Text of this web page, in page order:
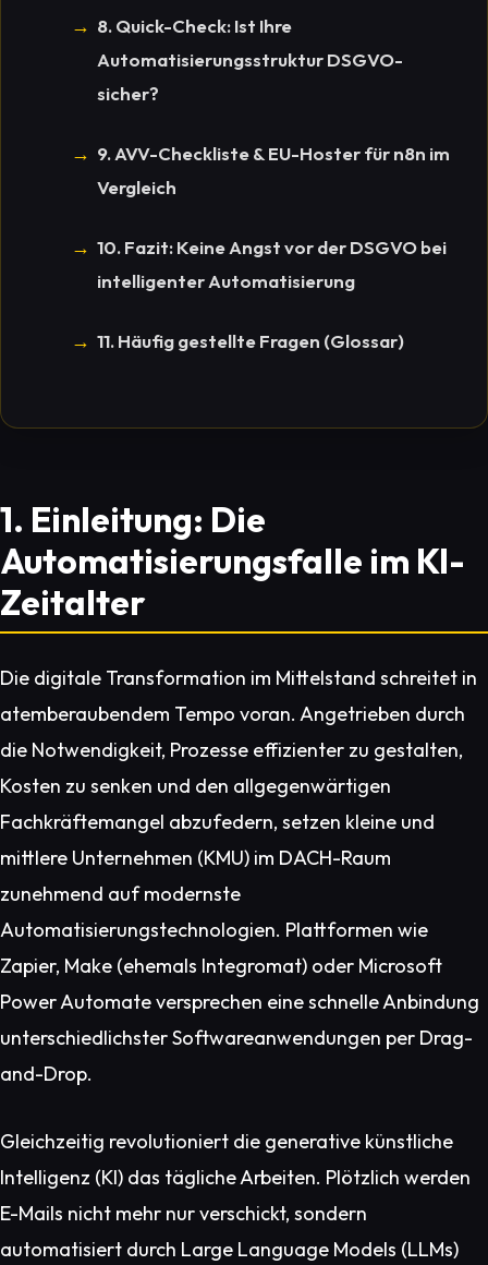
8. Quick-Check: Ist Ihre
Automatisierungsstruktur DSGVO-
sicher?
9. AVV-Checkliste & EU-Hoster für n8n im
Vergleich
10. Fazit: Keine Angst vor der DSGVO bei
intelligenter Automatisierung
11. Häufig gestellte Fragen (Glossar)
1. Einleitung: Die
Automatisierungsfalle im KI-
Zeitalter
Die digitale Transformation im Mittelstand schreitet in
atemberaubendem Tempo voran. Angetrieben durch
die Notwendigkeit, Prozesse effizienter zu gestalten,
Kosten zu senken und den allgegenwärtigen
Fachkräftemangel abzufedern, setzen kleine und
mittlere Unternehmen (KMU) im DACH-Raum
zunehmend auf modernste
Automatisierungstechnologien. Plattformen wie
Zapier, Make (ehemals Integromat) oder Microsoft
Power Automate versprechen eine schnelle Anbindung
unterschiedlichster Softwareanwendungen per Drag-
and-Drop.
Gleichzeitig revolutioniert die generative künstliche
Intelligenz (KI) das tägliche Arbeiten. Plötzlich werden
E-Mails nicht mehr nur verschickt, sondern
automatisiert durch Large Language Models (LLMs)